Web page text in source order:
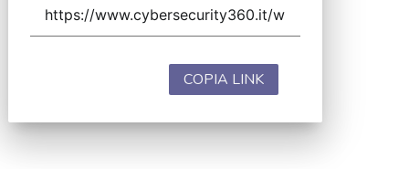
COPIA LINK